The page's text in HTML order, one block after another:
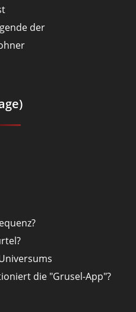
der
die "Grusel-App"?